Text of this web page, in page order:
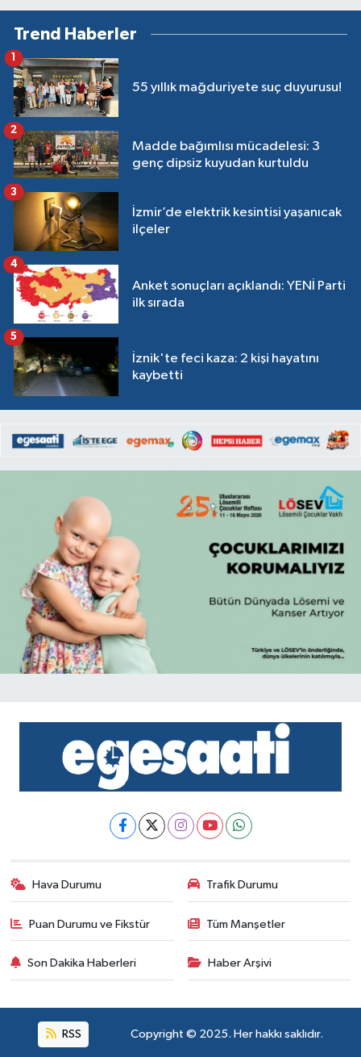
Trend Haberler
55 yıllık mağduriyete suç duyurusu!
Madde bağımlısı mücadelesi: 3
genç dipsiz kuyudan kurtuldu
2
İzmir’de elektrik kesintisi yaşanıcak
ilçeler
3
Anket sonuçları açıklandı: YENİ Parti
ilk sırada
4
İznik'te feci kaza: 2 kişi hayatını
kaybetti
5
Hava Durumu Trafik Durumu
Puan Durumu ve Fikstür Tüm Manşetler
Son Dakika Haberleri Haber Arşivi
RSS Copyright © 2025. Her hakkı saklıdır.